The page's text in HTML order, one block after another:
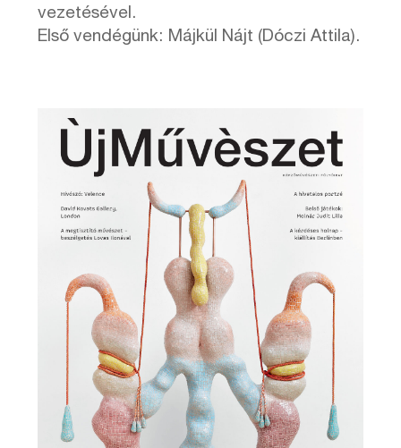
vezetésével.
Első vendégünk: Májkül Nájt (Dóczi Attila).